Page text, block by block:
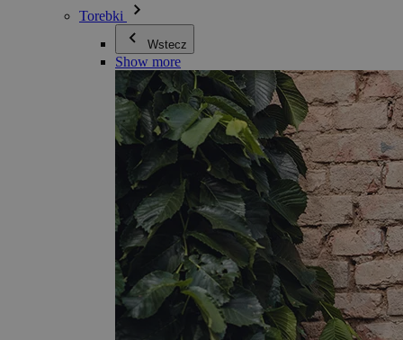
Torebki
Wstecz
Show more